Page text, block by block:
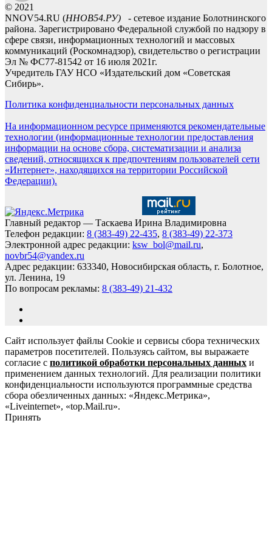
© 2021
NNOV54.RU (ННОВ54.РУ) - сетевое издание Болотнинского
района. Зарегистрировано Федеральной службой по надзору в
сфере связи, информационных технологий и массовых
коммуникаций (Роскомнадзор), свидетельство о регистрации
Эл № ФС77-81542 от 16 июля 2021г.
Учредитель ГАУ НСО «Издательский дом «Советская
Сибирь».
Политика конфиденциальности персональных данных
На информационном ресурсе применяются рекомендательные
технологии (информационные технологии предоставления
информации на основе сбора, систематизации и анализа
сведений, относящихся к предпочтениям пользователей сети
«Интернет», находящихся на территории Российской
Федерации).
Главный редактор — Таскаева Ирина Владимировна
Телефон редакции: 8 (383-49) 22-435, 8 (383-49) 22-373
Электронной адрес редакции: ksw_bol@mail.ru,
novbr54@yandex.ru
Адрес редакции: 633340, Новосибирская область, г. Болотное,
ул. Ленина, 19
По вопросам рекламы: 8 (383-49) 21-432
Сайт использует файлы Cookie и сервисы сбора технических
параметров посетителей. Пользуясь сайтом, вы выражаете
согласие с политикой обработки персональных данных и
применением данных технологий. Для реализации политики
конфиденциальности используются программные средства
сбора обезличенных данных: «Яндекс.Метрика»,
«Liveinternet», «top.Mail.ru».
Принять